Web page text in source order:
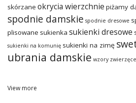
skórzane okrycia wierzchnie piżamy
spodnie damskie spodnie dresowe
plisowane sukienka sukienki dresowe
sukienki na komunię sukienki na zimę
ubrania damskie wzory zwierzęce
View more